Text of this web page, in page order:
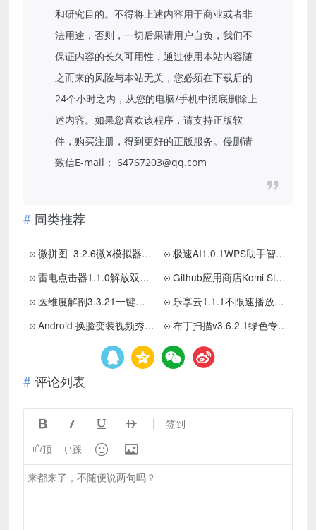
和研究目的。不得将上述内容用于商业或者非
法用途，否则，一切后果请用户自负，我们不
保证内容的长久可用性，通过使用本站内容随
之而来的风险与本站无关，您必须在下载后的
24个小时之内，从您的电脑/手机中彻底删除上
述内容。如果您喜欢该程序，请支持正版软
件，购买注册，得到更好的正版服务。侵删请
致信E-mail： 64767203@qq.com
同类推荐
微拼图_3.2.6微X模拟器聊天对话/红包转账
极速AI1.0.1WPS助手智能文档解析工具
雷电点击器1.1.0解放双手高效连点免root自动化内置脚本
Github应用商店Komi Store男人的宝藏一键下载开源应用
医维度解剖3.3.21一键解刨｜医学知识｜一键脱衣等
乐享云1.1.1不限速播放下载内置60T空间
Android 换脸变装视频秀 v1.2.4 美女视频AI换脸
布丁扫描v3.6.2.1绿色专业扫描软件
评论列表
    签到
顶 踩  